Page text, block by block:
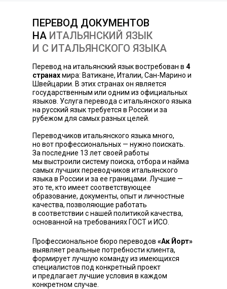
ПЕРЕВОД ДОКУМЕНТОВ
НА ИТАЛЬЯНСКИЙ ЯЗЫК
И С ИТАЛЬЯНСКОГО ЯЗЫКА
Перевод на итальянский язык востребован в 4
странахмира: Ватикане, Италии, Сан-Марино и
Швейцарии. В этих странах он является
государственным или одним из официальных
языков. Услуга перевода с итальянского языка
на русский язык требуется в России и за
рубежом для самых разных целей.
Переводчиков итальянского языка много,
но вот профессиональных — нужно поискать.
За последние 13 лет своей работы
мы выстроили систему поиска, отбора и найма
самых лучших переводчиков итальянского
языка в России и за ее границами. Лучшие —
это те, кто имеет соответствующее
образование, документы, опыт и личностные
качества, позволяющие работать
в соответствии с нашей политикой качества,
основанной на требованиях ГОСТ и ИСО.
Профессиональное бюро переводов «Ак Йорт»
выявляет реальные потребности клиента,
формирует лучшую команду из имеющихся
специалистов под конкретный проект
и предлагает лучшие условия в каждом
конкретном случае.